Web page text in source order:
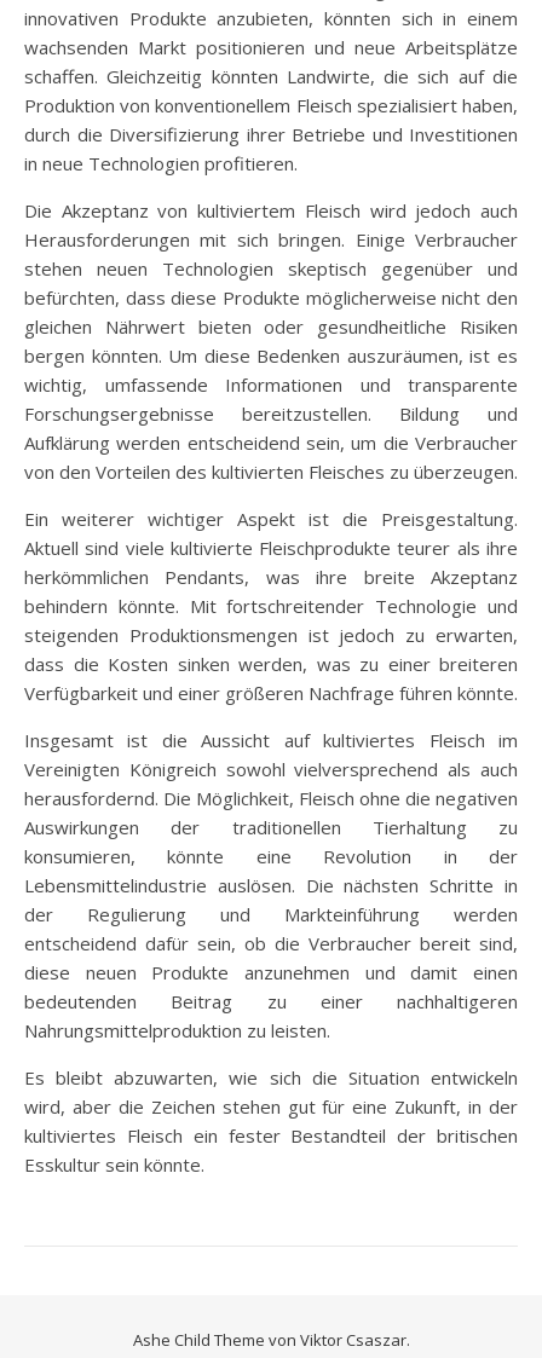
innovativen Produkte anzubieten, könnten sich in einem
wachsenden Markt positionieren und neue Arbeitsplätze
schaffen. Gleichzeitig könnten Landwirte, die sich auf die
Produktion von konventionellem Fleisch spezialisiert haben,
durch die Diversifizierung ihrer Betriebe und Investitionen
in neue Technologien profitieren.
Die Akzeptanz von kultiviertem Fleisch wird jedoch auch
Herausforderungen mit sich bringen. Einige Verbraucher
stehen neuen Technologien skeptisch gegenüber und
befürchten, dass diese Produkte möglicherweise nicht den
gleichen Nährwert bieten oder gesundheitliche Risiken
bergen könnten. Um diese Bedenken auszuräumen, ist es
wichtig, umfassende Informationen und transparente
Forschungsergebnisse bereitzustellen. Bildung und
Aufklärung werden entscheidend sein, um die Verbraucher
von den Vorteilen des kultivierten Fleisches zu überzeugen.
Ein weiterer wichtiger Aspekt ist die Preisgestaltung.
Aktuell sind viele kultivierte Fleischprodukte teurer als ihre
herkömmlichen Pendants, was ihre breite Akzeptanz
behindern könnte. Mit fortschreitender Technologie und
steigenden Produktionsmengen ist jedoch zu erwarten,
dass die Kosten sinken werden, was zu einer breiteren
Verfügbarkeit und einer größeren Nachfrage führen könnte.
Insgesamt ist die Aussicht auf kultiviertes Fleisch im
Vereinigten Königreich sowohl vielversprechend als auch
herausfordernd. Die Möglichkeit, Fleisch ohne die negativen
Auswirkungen der traditionellen Tierhaltung zu
konsumieren, könnte eine Revolution in der
Lebensmittelindustrie auslösen. Die nächsten Schritte in
der Regulierung und Markteinführung werden
entscheidend dafür sein, ob die Verbraucher bereit sind,
diese neuen Produkte anzunehmen und damit einen
bedeutenden Beitrag zu einer nachhaltigeren
Nahrungsmittelproduktion zu leisten.
Es bleibt abzuwarten, wie sich die Situation entwickeln
wird, aber die Zeichen stehen gut für eine Zukunft, in der
kultiviertes Fleisch ein fester Bestandteil der britischen
Esskultur sein könnte.
Ashe Child Theme von Viktor Csaszar.